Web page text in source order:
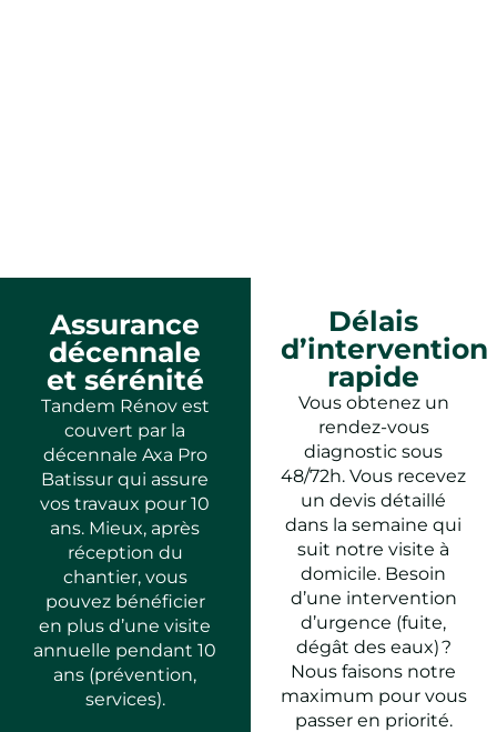
Assurance
décennale
et sérénité
Tandem Rénov est
couvert par la
décennale Axa Pro
Batissur qui assure
vos travaux pour 10
ans. Mieux, après
réception du
chantier, vous
pouvez bénéficier
en plus d’une visite
annuelle pendant 10
ans (prévention,
services).
Délais
d’intervention
rapide
Vous obtenez un
rendez-vous
diagnostic sous
48/72h. Vous recevez
un devis détaillé
dans la semaine qui
suit notre visite à
domicile. Besoin
d’une intervention
d’urgence (fuite,
dégât des eaux) ?
Nous faisons notre
maximum pour vous
passer en priorité.